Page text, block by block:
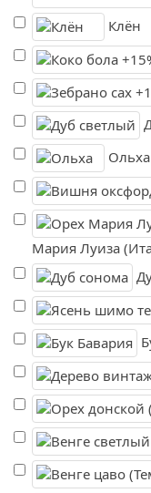
Клён
Ольха
Мария Луиза